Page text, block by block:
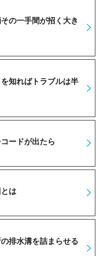
の一手間が招く大き
知ればトラブルは半
ードが出たら
は
排水溝を詰まらせる